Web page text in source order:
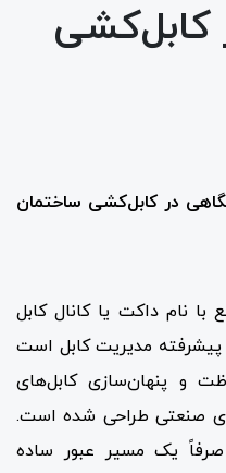
کابل‌کشی
در کابل‌کشی ساختمان
با نام داکت یا کانال کابل
مدیریت کابل است
و پنهان‌سازی کابل‌های
صنعتی طراحی شده است.
یک مسیر عبور ساده